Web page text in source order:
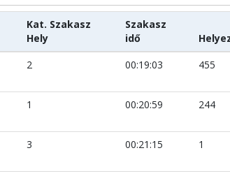
Kat. Szakasz
Hely
Szakasz
idő
2 00:19:03 455
1 00:20:59 244
3 00:21:15 1